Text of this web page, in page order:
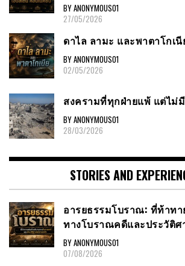
BY ANONYMOUS01
27/05/2026
ดาไล ลามะ และพาตาโกเนี
BY ANONYMOUS01
02/05/2026
สงครามที่ทุกฝ่ายแพ้ แต่ไม่
BY ANONYMOUS01
28/03/2026
STORIES AND
อารยธรรมโบราณ: ที่ท้าท
ทางโบราณคดีและประวัติศ
BY ANONYMOUS01
07/08/2026